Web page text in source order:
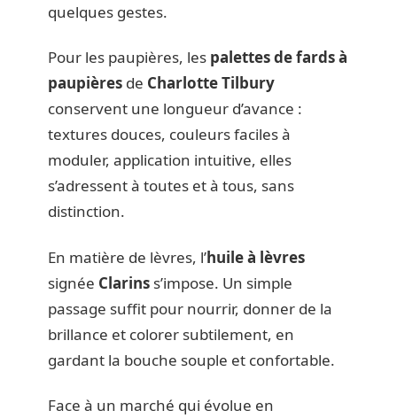
quelques gestes.
Pour les paupières, les palettes de fards à
paupières de Charlotte Tilbury
conservent une longueur d’avance :
textures douces, couleurs faciles à
moduler, application intuitive, elles
s’adressent à toutes et à tous, sans
distinction.
En matière de lèvres, l’huile à lèvres
signée Clarins s’impose. Un simple
passage suffit pour nourrir, donner de la
brillance et colorer subtilement, en
gardant la bouche souple et confortable.
Face à un marché qui évolue en